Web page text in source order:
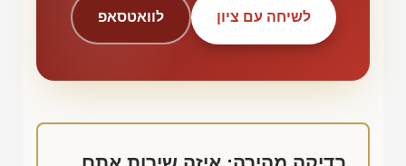
לשיחה עם ציון לוואטסאפ